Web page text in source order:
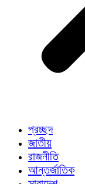
প্রচ্ছদ
জাতীয়
রাজনীতি
আন্তর্জাতিক